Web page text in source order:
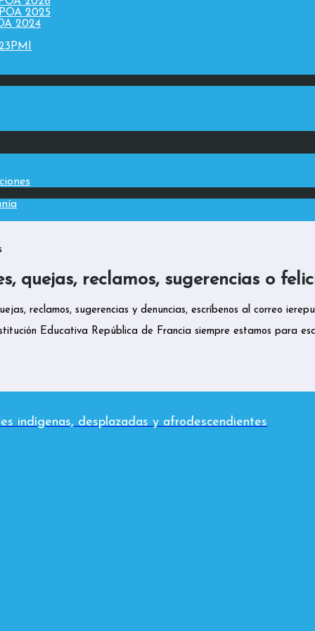
2025
2024
quejas, reclamos, sugerencias o
reclamos, sugerencias y denuncias, escríbenos al correo
Educativa República de Francia siempre estamos para
indígenas, desplazadas y afrodescendientes